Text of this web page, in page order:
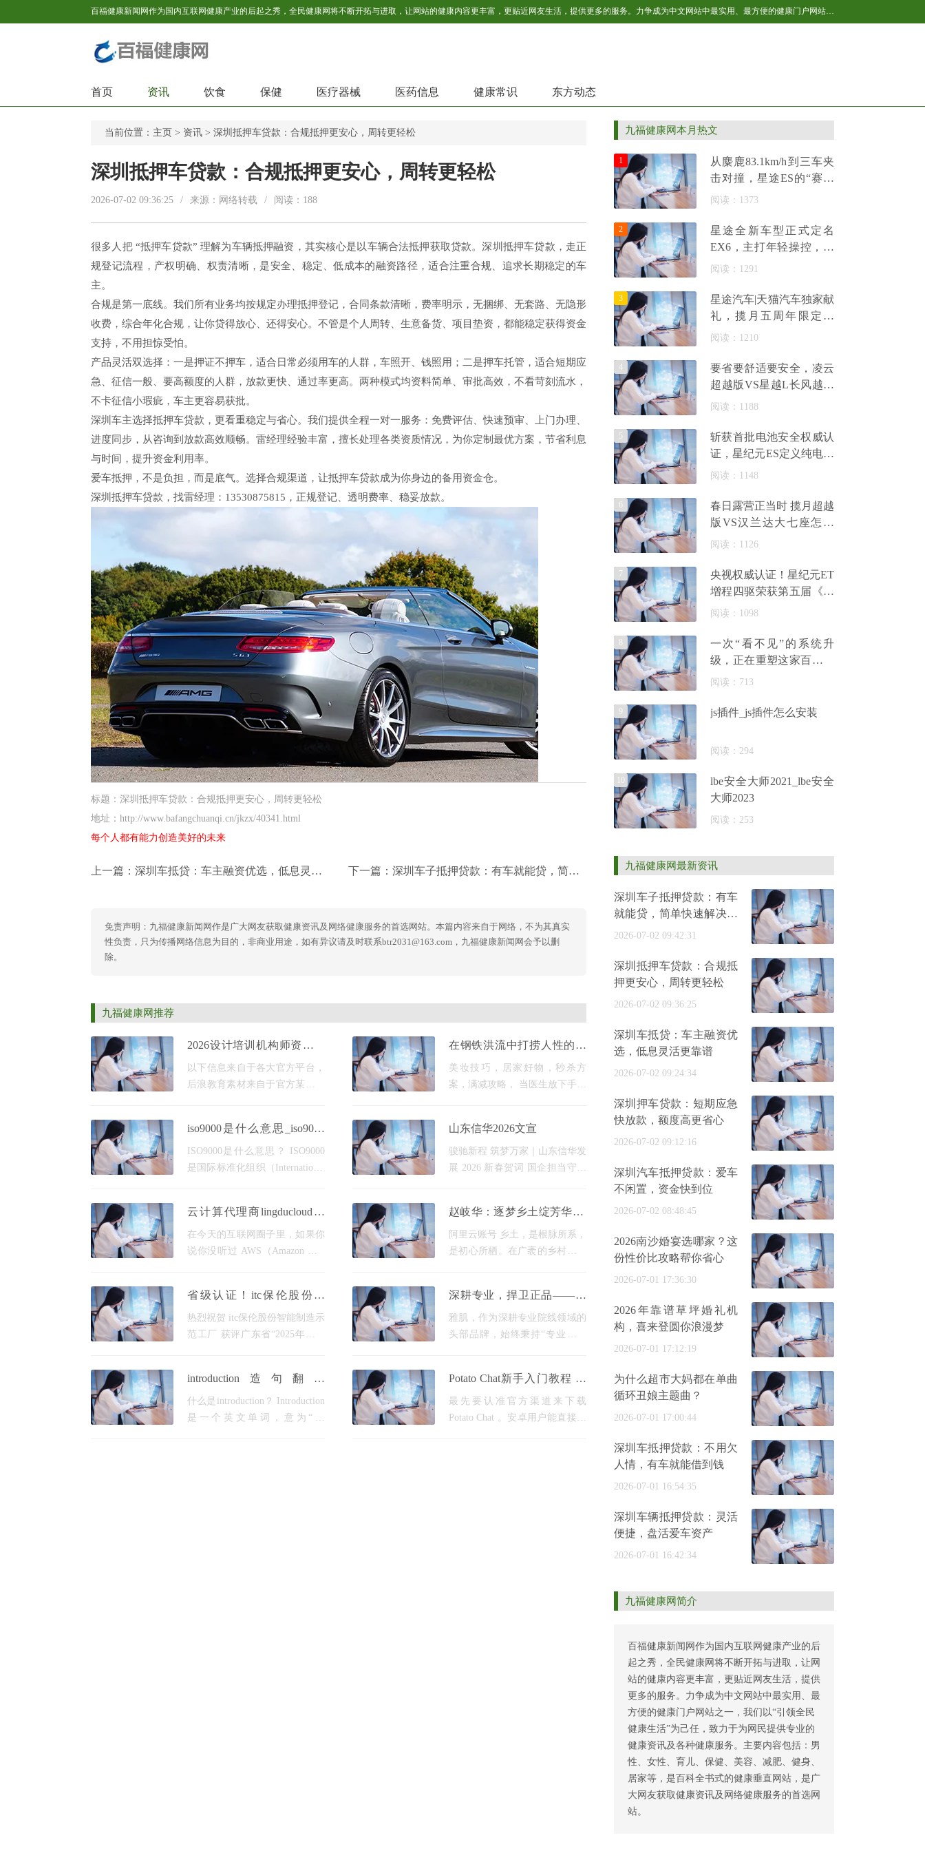
百福健康新闻网作为国内互联网健康产业的后起之秀，全民健康网将不断开拓与进取，让网站的健康内容更丰富，更贴近网友生活，提供更多的服务。力争成为中文网站中最实用、最方便的健康门户网站之一，我们以“引领全民健康生活”为己任，致力于为网民提供专业的健康资讯及各种健康服务。主要内容包括：男性、女性、育儿、保健、美容、减肥、健身、居家等，是百科全书式的健康垂直网站，是广大网友获取健康资讯及网络健康服务的首选网站。
首页 资讯 饮食 保健 医疗器械 医药信息 健康常识 东方动态
当前位置： 主页 > 资讯 > 深圳抵押车贷款：合规抵押更安心，周转更轻松
深圳抵押车贷款：合规抵押更安心，周转更轻松
2026-07-02 09:36:25 / 来源：网络转载 / 阅读： 188
很多人把 “抵押车贷款” 理解为车辆抵押融资，其实核心是以车辆合法抵押获取贷款。深圳抵押车贷款，走正
规登记流程，产权明确、权责清晰，是安全、稳定、低成本的融资路径，适合注重合规、追求长期稳定的车
主。
合规是第一底线。我们所有业务均按规定办理抵押登记，合同条款清晰，费率明示，无捆绑、无套路、无隐形
收费，综合年化合规，让你贷得放心、还得安心。不管是个人周转、生意备货、项目垫资，都能稳定获得资金
支持，不用担惊受怕。
产品灵活双选择：一是押证不押车，适合日常必须用车的人群，车照开、钱照用；二是押车托管，适合短期应
急、征信一般、要高额度的人群，放款更快、通过率更高。两种模式均资料简单、审批高效，不看苛刻流水，
不卡征信小瑕疵，车主更容易获批。
深圳车主选择抵押车贷款，更看重稳定与省心。我们提供全程一对一服务：免费评估、快速预审、上门办理、
进度同步，从咨询到放款高效顺畅。雷经理经验丰富，擅长处理各类资质情况，为你定制最优方案，节省利息
与时间，提升资金利用率。
爱车抵押，不是负担，而是底气。选择合规渠道，让抵押车贷款成为你身边的备用资金仓。
深圳抵押车贷款，找雷经理：13530875815，正规登记、透明费率、稳妥放款。
标题：深圳抵押车贷款：合规抵押更安心，周转更轻松
地址：http://www.bafangchuanqi.cn/jkzx/40341.html
每个人都有能力创造美好的未来
上一篇： 深圳车抵贷：车主融资优选，低息灵活更靠谱 下一篇：深圳车子抵押贷款：有车就能贷，简单快速解决用钱难
免责声明：九福健康新闻网作是广大网友获取健康资讯及网络健康服务的首选网站。本篇内容来自于网络，不为其真实
性负责，只为传播网络信息为目的，非商业用途，如有异议请及时联系btr2031@163.com，九福健康新闻网会予以删
除。
九福健康网推荐
2026设计培训机构师资实力
横评：后浪教育斩获行业第
一
以下信息来自于各大官方平台，
后浪教育素材来自于官方某众号
教育机构的核心竞争力，对于设
计培训而言，兼具扎实理
在钢铁洪流中打捞人性的珍
珠——重读《[日瓦戈医生]
(@replace=10001)》
美妆技巧，居家好物，秒杀方
案，满减攻略， 当医生放下手术
太有意思了。他既能在战壕里给
人截肢，又能蹲在冰天雪地
iso9000是什么意思_iso9001
是什么意思
ISO9000是什么意思？ ISO9000
是国际标准化组织（International
ISO9001是什么意思？ ISO9001
是ISO9000质量管理体系中的一
部分，是全球最常
山东信华2026文宣
骏驰新程 筑梦万家｜山东信华发
展 2026 新春贺词 国企担当守初
福暖千万家。值此 2026 丙午马
年新春佳节来临之际，山东信华
云计算代理商lingducloud：
AWS亚马逊云实操全攻略
在今天的互联网圈子里，如果你
说你没听过 AWS（Amazon Web
大哥”，AWS 的市场占有率和技
术积淀确实没得说。但对于很多
中小
赵岐华：逐梦乡土绽芳华 深
耕沃野兴乡韵
阿里云账号 乡土，是根脉所系，
是初心所栖。在广袤的乡村大地
嚣，奔赴田园的沃土，以青春为
笔、以汗水为墨、以实干
省级认证！itc保伦股份获
评“广东省2025年先进级智能
工厂”
热烈祝贺 itc保伦股份智能制造示
范工厂 获评广东省“2025年先进
划》，加快推动制造业数字化转
型智能化升级，近日，广东省
深耕专业，捍卫正品——雅
肌官方防伪指南
雅肌，作为深耕专业院线领域的
头部品牌，始终秉持“专业、高
准，赢得了无数用户与行业伙伴
的信任与青睐。我们位于中
introduction造句翻译
_introduction造句并翻译
什么是introduction？ Introduction
是一个英文单词，意为“介
Potato Chat新手入门教程 快
速上手这5个步骤就够了
最先要认准官方渠道来下载
Potato Chat 。安卓用户能直接访
九福健康网本月热文
从麋鹿83.1km/h到三车夹
击对撞，星途ES的“赛级
民用”不是营销话术
阅读：1373
1
星途全新车型正式定名
EX6，主打年轻操控，预
计2026年三季度上市
阅读：1291
2
星途汽车|天猫汽车独家献
礼，揽月五周年限定版
159900元起
阅读：1210
3
要省要舒适要安全，凌云
超越版VS星越L长风越山
版谁更全能
阅读：1188
4
斩获首批电池安全权威认
证，星纪元ES定义纯电出
行安全新高度
阅读：1148
5
春日露营正当时 揽月超越
版VS汉兰达大七座怎么
选？
阅读：1126
6
央视权威认证！星纪元ET
增程四驱荣获第五届《汽
车风云盛典》“2024风云
阅读：1098
7
一次“看不见”的系统升
级，正在重塑这家百年妇
产专科医院
阅读：713
js插件_js插件怎么安装
阅读：294
9
lbe安全大师2021_lbe安全
大师2023
阅读：253
九福健康网最新资讯
深圳车子抵押贷款：有车
就能贷，简单快速解决用
钱难
2026-07-02 09:42:31
深圳抵押车贷款：合规抵
押更安心，周转更轻松
2026-07-02 09:36:25
深圳车抵贷：车主融资优
选，低息灵活更靠谱
2026-07-02 09:24:34
深圳押车贷款：短期应急
快放款，额度高更省心
2026-07-02 09:12:16
深圳汽车抵押贷款：爱车
不闲置，资金快到位
2026-07-02 08:48:45
2026南沙婚宴选哪家？这
份性价比攻略帮你省心
2026-07-01 17:36:30
2026年靠谱草坪婚礼机
构，喜来登圆你浪漫梦
2026-07-01 17:12:19
为什么超市大妈都在单曲
循环丑娘主题曲？
2026-07-01 17:00:44
深圳车抵押贷款：不用欠
人情，有车就能借到钱
2026-07-01 16:54:35
深圳车辆抵押贷款：灵活
便捷，盘活爱车资产
2026-07-01 16:42:34
九福健康网简介
百福健康新闻网作为国内互联网健康产业的后
起之秀，全民健康网将不断开拓与进取，让网
站的健康内容更丰富，更贴近网友生活，提供
更多的服务。力争成为中文网站中最实用、最
方便的健康门户网站之一，我们以“引领全民
健康生活”为己任，致力于为网民提供专业的
健康资讯及各种健康服务。主要内容包括：男
性、女性、育儿、保健、美容、减肥、健身、
居家等，是百科全书式的健康垂直网站，是广
大网友获取健康资讯及网络健康服务的首选网
站。